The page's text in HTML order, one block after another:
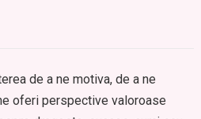
de a ne motiva, de a ne
oferi perspective valoroase